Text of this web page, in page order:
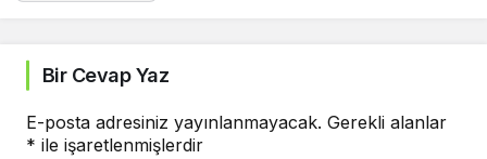
Bir Cevap Yaz
E-posta adresiniz yayınlanmayacak. Gerekli alanlar
* ile işaretlenmişlerdir